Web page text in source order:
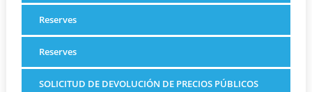
Reserves
Reserves
SOLICITUD DE DEVOLUCIÓN DE PRECIOS PÚBLICOS